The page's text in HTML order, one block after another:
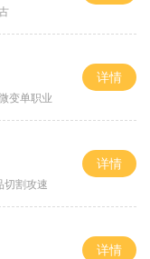
变单职业
详情
割攻速
详情
详情